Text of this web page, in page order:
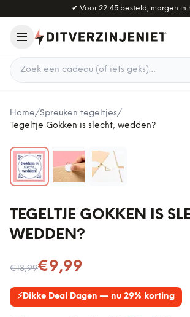
Naar hoofdinhoud
✔ Voor 22:45 besteld, morgen in
Zoek een cadeau
Home/Spreuken tegeltjes/
Tegeltje Gokken is slecht, wedden?
TEGELTJE GOKKEN IS
WEDDEN?
€13,99
Nu voor
€9,99
⚡Dikke Deal Dagen — nu 29% korting